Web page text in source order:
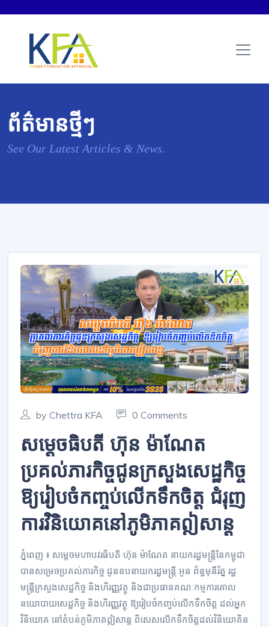
ព័ត៌មានថ្មីៗ
See Our Latest Articles & News.
by Chettra KFA 0 Comments
សម្តេចធិបតី ហ៊ុន ម៉ាណែត
ប្រគល់ភារកិច្ចជូនក្រសួងសេដ្ឋកិច្ច
ឱ្យរៀបចំកញ្ចប់លើកទឹកចិត្ត ជំរុញ
ការវិនិយោគនៅភូមិភាគឦសាន្ត
ភ្នំពេញ ៖ សម្តេចមហាបវរធិបតី ហ៊ុន ម៉ាណែត នាយករដ្ឋមន្ត្រីនៃកម្ពុជា
បានសម្រេចប្រគល់ភារកិច្ច ជូនឧបនាយករដ្ឋមន្ត្រី អូន ព័ន្ធមុនីរ័ត្ន រដ្ឋ
មន្ត្រីក្រសួងសេដ្ឋកិច្ច និងហិរញ្ញវត្ថុ និងជាប្រធានគណៈកម្មការគោល
នយោបាយសេដ្ឋកិច្ច និងហិរញ្ញវត្ថុ ឱ្យរៀបចំកញ្ចប់លើកទឹកចិត្ត ដល់អ្នក
វិនិយោគ នៅតំបន់ភូមិភាគឦសាន្ត ពិសេសលើកទឹកចិត្តដល់វិនិយោគិន